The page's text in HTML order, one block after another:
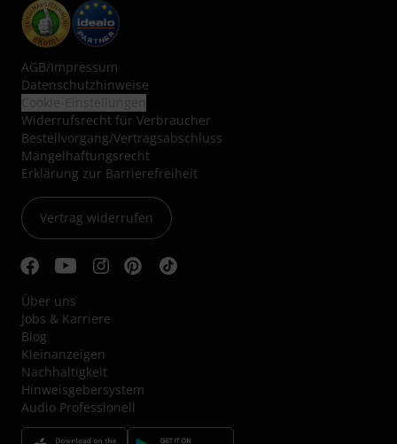
AGB/Impressum
Datenschutzhinweise
Widerrufsrecht für Verbraucher
Bestellvorgang/Vertragsabschluss
Mängelhaftungsrecht
Erklärung zur Barrierefreiheit
Vertrag widerrufen
Über uns
Jobs & Karriere
Blog
Kleinanzeigen
Nachhaltigkeit
Hinweisgebersystem
Audio Professionell